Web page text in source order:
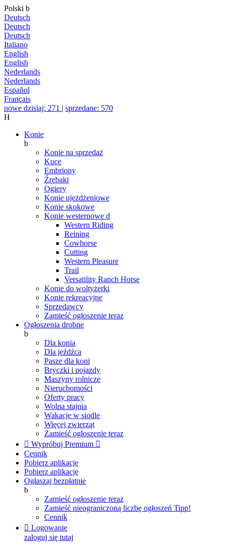
Polski b
Deutsch
Deutsch
Deutsch
Italiano
English
English
Nederlands
Nederlands
Español
Français
nowe dzisiaj: 271 | sprzedane: 570
H
Konie
b
Konie na sprzedaż
Kuce
Embriony
Źrebaki
Ogiery
Konie ujeżdżeniowe
Konie skokowe
Konie westernowe d
Western Riding
Reining
Cowhorse
Cutting
Western Pleasure
Trail
Versatility Ranch Horse
Konie do woltyżerki
Konie rekreacyjne
Sprzedawcy
Zamieść ogłoszenie teraz
Ogłoszenia drobne
b
Dla konia
Dla jeźdźca
Pasze dla koni
Bryczki i pojazdy
Maszyny rolnicze
Nieruchomości
Oferty pracy
Wolna stajnia
Wakacje w siodle
Więcej zwierząt
Zamieść ogłoszenie teraz
 Wypróbuj Premium 
Cennik
Pobierz aplikację
Pobierz aplikację
Ogłaszaj bezpłatnie
b
Zamieść ogłoszenie teraz
Zamieść nieograniczoną liczbę ogłoszeń Tipp!
Cennik
 Logowanie
zaloguj się tutaj